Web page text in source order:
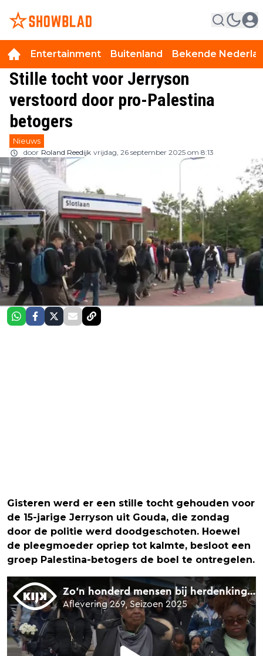
Entertainment Buitenland Bekende
Stille tocht voor Jerryson
verstoord door pro-Palestina
betogers
Nieuws
door Roland Reedijk vrijdag, 26 september 2025 om 8:13
Gisteren werd er een stille tocht gehouden voor
de 15-jarige Jerryson uit Gouda, die zondag
door de politie werd doodgeschoten. Hoewel
de pleegmoeder opriep tot kalmte, besloot een
groep Palestina-betogers de boel te ontregelen.